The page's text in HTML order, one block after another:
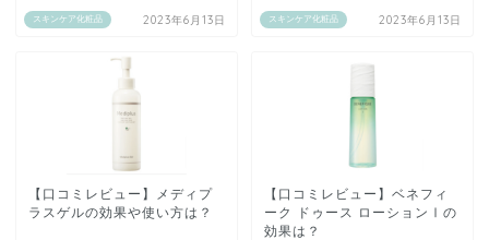
スキンケア化粧品 2023年6月13日 スキンケア化粧品 2023年6月13日
【口コミレビュー】メディプ
ラスゲルの効果や使い方は？
【口コミレビュー】ベネフィ
ーク ドゥース ローションⅠの
効果は？